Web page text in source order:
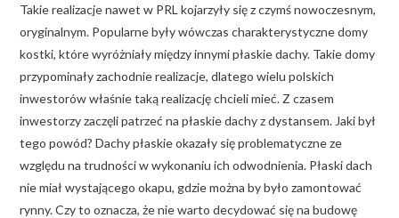
Takie realizacje nawet w PRL kojarzyły się z czymś nowoczesnym,
oryginalnym. Popularne były wówczas charakterystyczne domy
kostki, które wyróżniały między innymi płaskie dachy. Takie domy
przypominały zachodnie realizacje, dlatego wielu polskich
inwestorów właśnie taką realizację chcieli mieć. Z czasem
inwestorzy zaczęli patrzeć na płaskie dachy z dystansem. Jaki był
tego powód? Dachy płaskie okazały się problematyczne ze
względu na trudności w wykonaniu ich odwodnienia. Płaski dach
nie miał wystającego okapu, gdzie można by było zamontować
rynny. Czy to oznacza, że nie warto decydować się na budowę